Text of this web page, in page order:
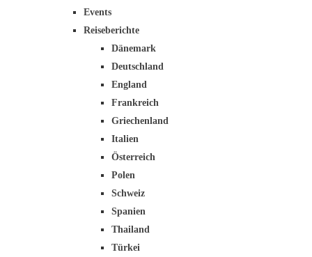
Events
Reiseberichte
Dänemark
Deutschland
England
Frankreich
Griechenland
Italien
Österreich
Polen
Schweiz
Spanien
Thailand
Türkei